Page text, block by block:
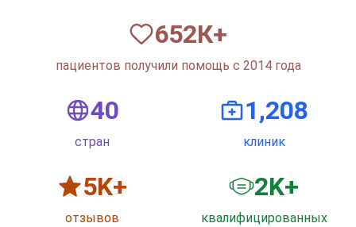
820К+
пациентов получили помощь с 2014 года
50
стран
1,500
клиник
6K+
отзывов
3K+
квалифицированных